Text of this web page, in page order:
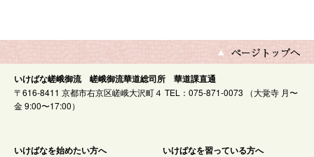
いけばな嵯峨御流 嵯峨御流華道総司所 華道課直通
〒616-8411 京都市右京区嵯峨大沢町４ TEL：075-871-0073 （大覚寺 月〜
金 9:00〜17:00）
いけばなを始めたい方へ いけばなを習っている方へ